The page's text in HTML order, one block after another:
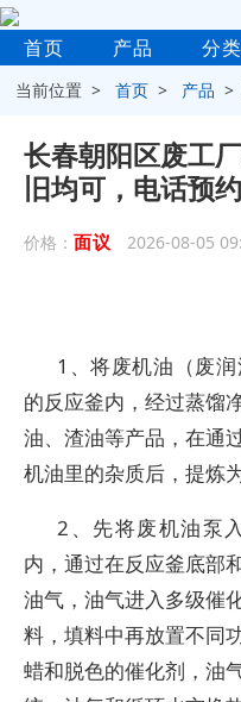
首页 产品 分类
当前位置 >首页 > 产品 >
长春朝阳区废工
旧均可，电话预约
价格： 面议 2026-08-05
1、将废机油（废
的反应釜内，经过蒸馏
油、渣油等产品，在通
机油里的杂质后，提炼
2、先将废机油泵
内，通过在反应釜底部
油气，油气进入多级催
料，填料中再放置不同
蜡和脱色的催化剂，油